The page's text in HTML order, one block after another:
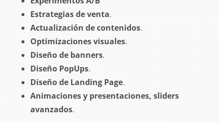
Estrategias de venta.
Actualización de contenidos.
Optimizaciones visuales.
Diseño de banners.
Diseño PopUps.
Diseño de Landing Page.
Animaciones y presentaciones, sliders
avanzados.